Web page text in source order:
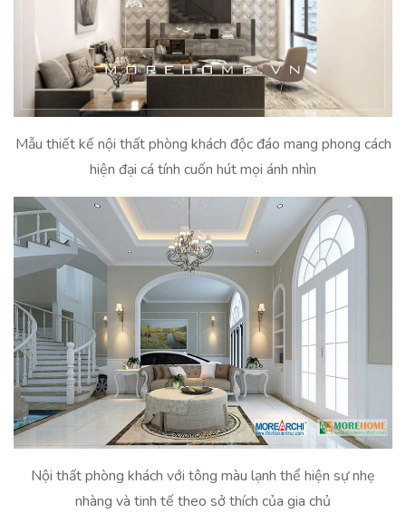
Mẫu thiết kế nội thất phòng khách độc đáo mang phong cách
hiện đại cá tính cuốn hút mọi ánh nhìn
Nội thất phòng khách với tông màu lạnh thể hiện sự nhẹ
nhàng và tinh tế theo sở thích của gia chủ